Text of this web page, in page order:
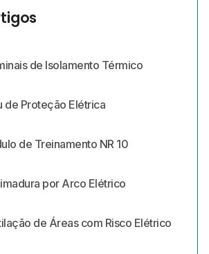
de Isolamento Térmico
de Proteção Elétrica
de Treinamento NR 10
por Arco Elétrico
de Áreas com Risco Elétrico